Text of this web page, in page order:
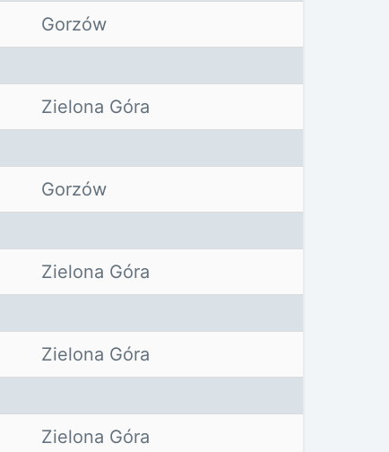
Gorzów
Zielona Góra
Gorzów
Zielona Góra
Zielona Góra
Zielona Góra